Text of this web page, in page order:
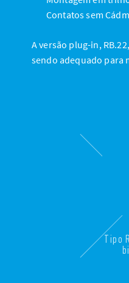
Contatos sem
A versão plug-in,
sendo adequado para
Tipo